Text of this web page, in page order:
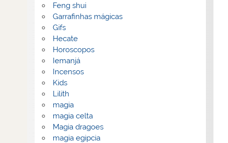
Feng shui
Garrafinhas mágicas
Gifs
Hecate
Horoscopos
Iemanjá
Incensos
Kids
Lilith
magia
magia celta
Magia dragoes
magia egipcia